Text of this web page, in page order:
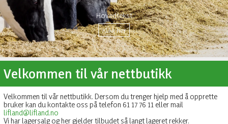
Hovedtekst
Klikk her
Velkommen til vår nettbutikk
Velkommen til vår nettbutikk. Dersom du trenger hjelp med å opprette
bruker kan du kontakte oss på telefon 61 17 76 11 eller mail
lifland@lifland.no
Vi har lagersalg og her gjelder tilbudet så langt lageret rekker.